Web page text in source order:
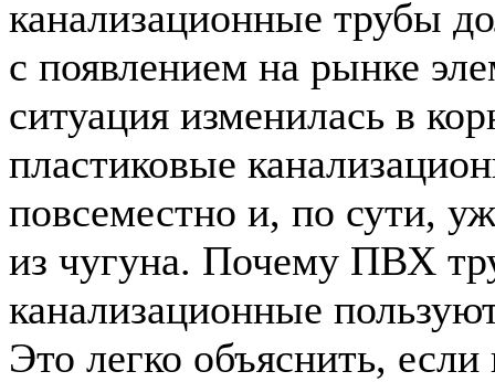
канализационные трубы
с появлением на рынке
ситуация изменилась в
пластиковые
повсеместно и, по сути,
из чугуна. Почему ПВХ
канализационные
Это легко объяснить,